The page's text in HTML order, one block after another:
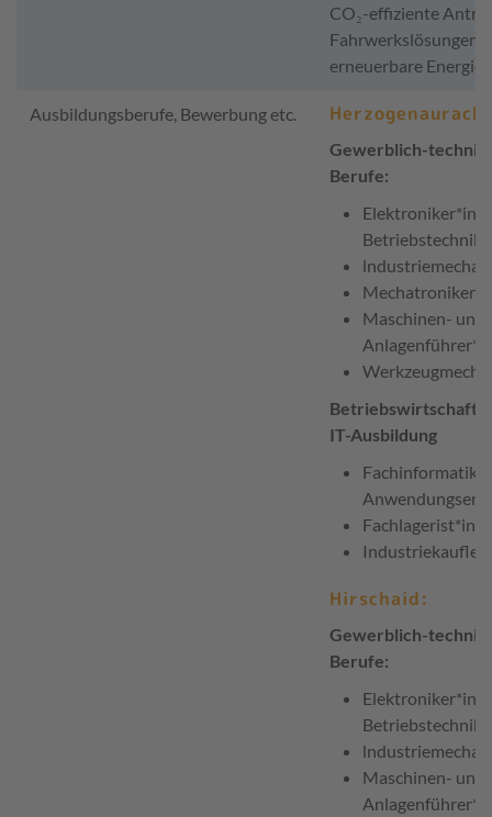
CO₂-effiziente
Fahrwerkslösungen
erneuerbare
Ausbildungsberufe, Bewerbung etc.
Gewerblich-
Berufe:
Elektroniker*in
Betriebstechnik
Maschinen- und
Anlagenführer*in
IT-Ausbildung
Fachlagerist*in
Hirschaid:
Gewerblich-
Berufe:
Elektroniker*in
Betriebstechnik
Maschinen- und
Anlagenführer*in